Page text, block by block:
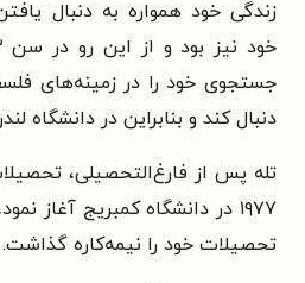
زندگی خود همواره به دنبال
جستجوی خود را در زمینه‌های
دنبال کند و بنابراین در دانشگاه
تله پس از فارغ‌التحصیلی،
۱۹۷۷ در دانشگاه کمبریج آغاز
تحصیلات خود را نیمه‌کاره گذاشت.